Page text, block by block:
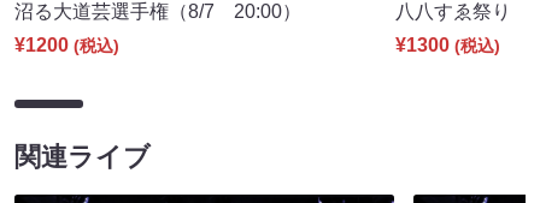
沼る大道芸選手権（8/7 20:00）
¥1200 (税込)
八八すゑ祭り
¥1300 (税込)
関連ライブ